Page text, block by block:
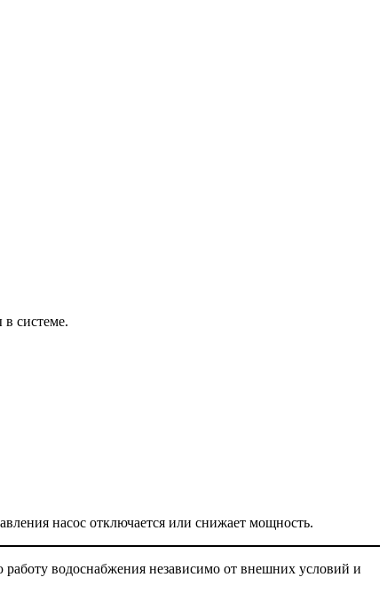
системе.
насос отключается или снижает мощность.
водоснабжения независимо от внешних условий и